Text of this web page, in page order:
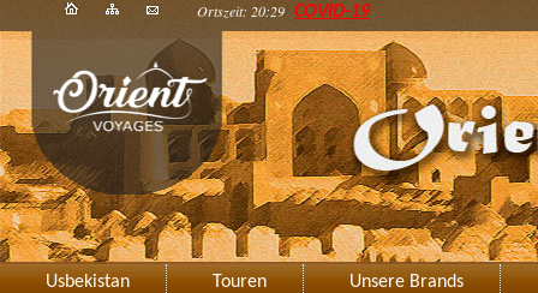
Ortszeit: 20:29 COVID-19
Usbekistan Touren Unsere Brands